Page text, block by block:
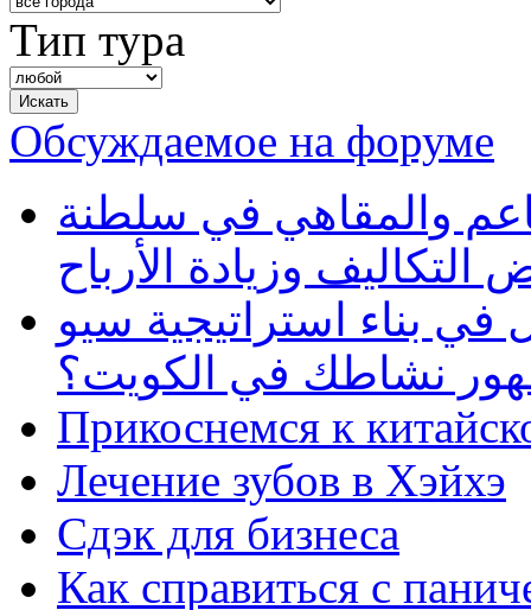
Тип тура
Обсуждаемое на форуме
والمقاهي في سلطنة
وزيادة الأرباح
بناء استراتيجية سيو
نشاطك في الكويت؟
Прикоснемся к
Лечение зубов в Хэйхэ
Сдэк для бизнеса
Как справиться с